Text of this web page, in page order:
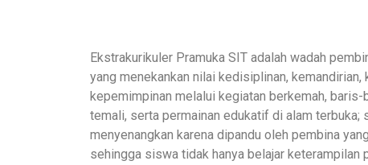
Ekstrakurikuler Pramuka SIT adalah wadah
yang menekankan nilai kedisiplinan, kemandirian,
kepemimpinan melalui kegiatan berkemah,
temali, serta permainan edukatif di alam terbuka;
menyenangkan karena dipandu oleh pembina
sehingga siswa tidak hanya belajar keterampilan